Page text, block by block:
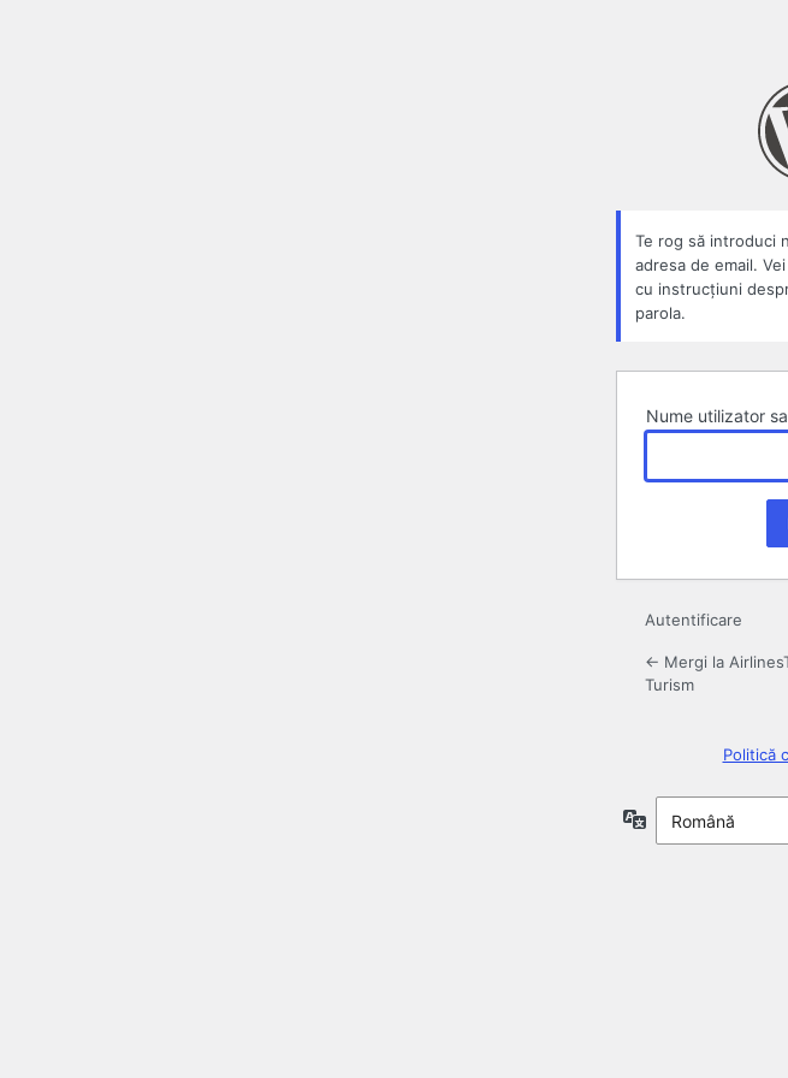
Te rog să introduci
adresa de email.
cu instrucțiuni
parola.
Nume utilizator
Autentificare
← Mergi la
Turism
Politică
Limbă